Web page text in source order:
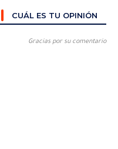
CUÁL ES TU OPINIÓN
Gracias por su comentario